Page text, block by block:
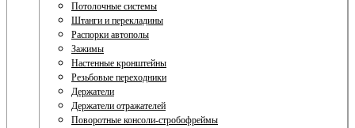
Потолочные системы
Штанги и перекладины
Распорки автополы
Зажимы
Настенные кронштейны
Резьбовые переходники
Держатели
Держатели отражателей
Поворотные консоли-стробофреймы